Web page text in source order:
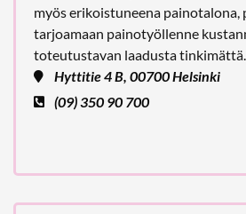
myös erikoistuneena painotalona,
tarjoamaan painotyöllenne
toteutustavan laadusta tinkimättä.
Hyttitie 4 B, 00700 Helsinki
(09) 350 90 700